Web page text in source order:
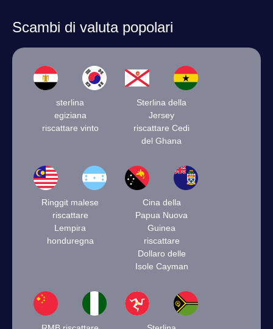
Scambi di valuta popolari
sterlina
egiziana
riscattare vinto
Sterlina della
Jersey
riscattare Cedi
del Ghana
Ringgit malese
riscattare
Lempira
honduregna
Cina della
Papua Nuova
Guinea
riscattare
Dollaro delle
Isole Cayman